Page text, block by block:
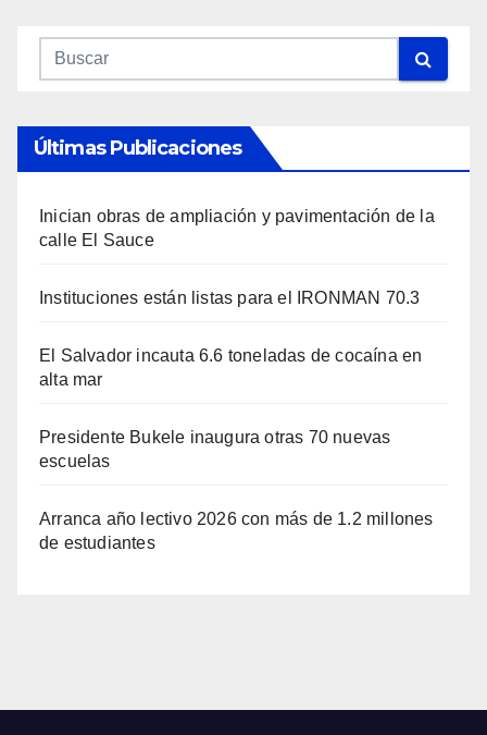
Últimas Publicaciones
Inician obras de ampliación y pavimentación de la
calle El Sauce
Instituciones están listas para el IRONMAN 70.3
El Salvador incauta 6.6 toneladas de cocaína en
alta mar
Presidente Bukele inaugura otras 70 nuevas
escuelas
Arranca año lectivo 2026 con más de 1.2 millones
de estudiantes